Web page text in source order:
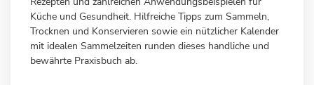
Küche und Gesundheit. Hilfreiche Tipps zum Sammeln,
Trocknen und Konservieren sowie ein nützlicher Kalender
mit idealen Sammelzeiten runden dieses handliche und
bewährte Praxisbuch ab.